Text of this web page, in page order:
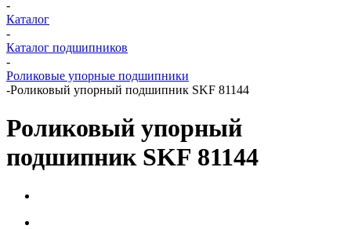
-
Каталог
-
Каталог подшипников
-
Роликовые упорные подшипники
-Роликовый упорный подшипник SKF 81144
Роликовый упорный
подшипник SKF 81144